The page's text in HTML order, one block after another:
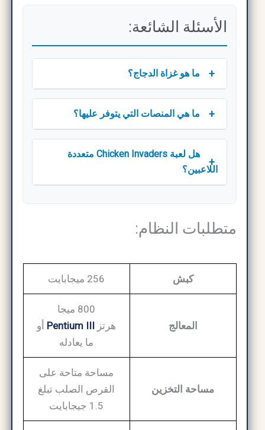
الأسئلة الشائعة:
ما هو غزاة الدجاج؟ +
ما هي المنصات التي يتوفر عليها؟ +
هل لعبة Chicken Invaders متعددة
اللاعبين؟
+
متطلبات النظام:
كبش 256 ميجابايت
المعالج
800 ميجا
هرتزPentium IIIأو
ما يعادله
مساحة التخزين
مساحة متاحة على
القرص الصلب تبلغ
1.5 جيجابايت